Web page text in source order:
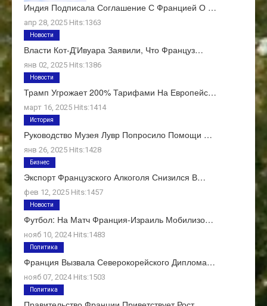
Индия Подписала Соглашение С Францией О …
апр 28, 2025 Hits:1363
Власти Кот-Д'Ивуара Заявили, Что Француз…
янв 02, 2025 Hits:1386
Новости
Трамп Угрожает 200% Тарифами На Европейс…
март 16, 2025 Hits:1414
Новости
Руководство Музея Лувр Попросило Помощи …
янв 26, 2025 Hits:1428
История
Экспорт Французского Алкоголя Снизился В…
фев 12, 2025 Hits:1457
Бизнес
Футбол: На Матч Франция-Израиль Мобилизо…
нояб 10, 2024 Hits:1483
Новости
Франция Вызвала Северокорейского Диплома…
нояб 07, 2024 Hits:1503
Политика
Политика